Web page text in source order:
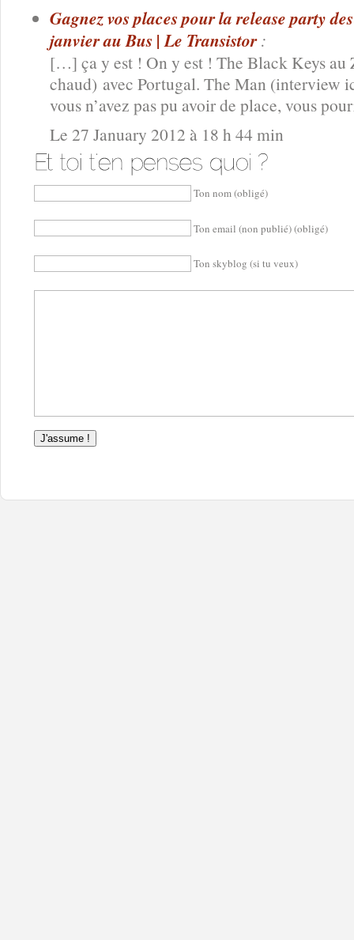
Gagnez vos places pour la release party
janvier au Bus | Le Transistor :
[…] ça y est ! On y est ! The Black Keys au
chaud) avec Portugal. The Man (interview
vous n’avez pas pu avoir de place, vous
Le 27 January 2012 à 18 h 44 min
Ton nom (obligé)
Ton email (non publié) (obligé)
Ton skyblog (si tu veux)